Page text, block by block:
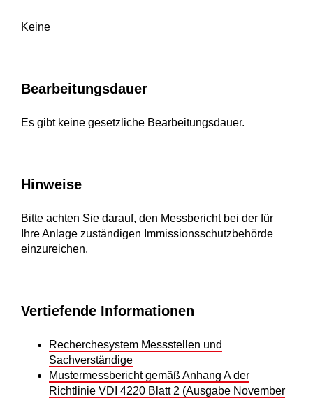
Keine
Bearbeitungsdauer
Es gibt keine gesetzliche Bearbeitungsdauer.
Hinweise
Bitte achten Sie darauf, den Messbericht bei der für
Ihre Anlage zuständigen Immissionsschutzbehörde
einzureichen.
Vertiefende Informationen
Recherchesystem Messstellen und
Sachverständige
Mustermessbericht gemäß Anhang A der
Richtlinie VDI 4220 Blatt 2 (Ausgabe November